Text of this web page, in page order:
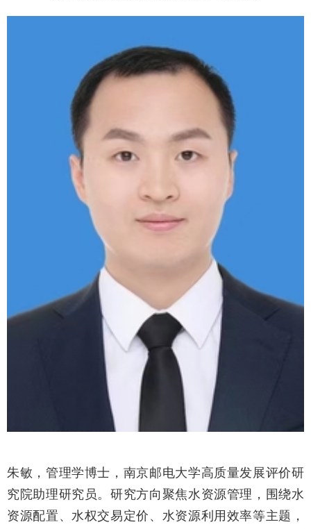
朱敏，管理学博士，南京邮电大学高质量发展评价研
究院助理研究员。研究方向聚焦水资源管理，围绕水
资源配置、水权交易定价、水资源利用效率等主题，